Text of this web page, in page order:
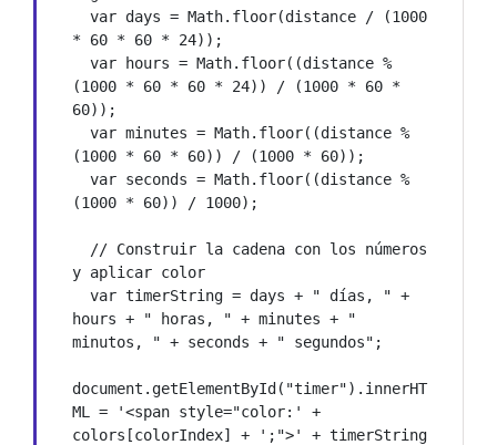
* 60 * 60 * 24));
(1000 * 60 * 60 * 24)) / (1000 * 60 *
60));
(1000 * 60 * 60)) / (1000 * 60));
(1000 * 60)) / 1000);
y aplicar color
hours + " horas, " + minutes + "
minutos, " + seconds + " segundos";
document.getElementById("timer").innerHT
ML = '<span style="color:' +
colors[colorIndex] + ';">' + timerString